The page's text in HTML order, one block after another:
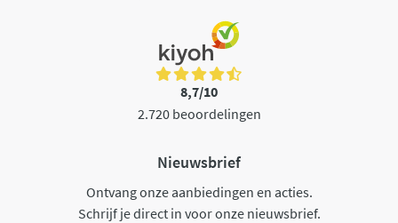
8,7/10
2.720 beoordelingen
Nieuwsbrief
Ontvang onze aanbiedingen en acties.
Schrijf je direct in voor onze nieuwsbrief.